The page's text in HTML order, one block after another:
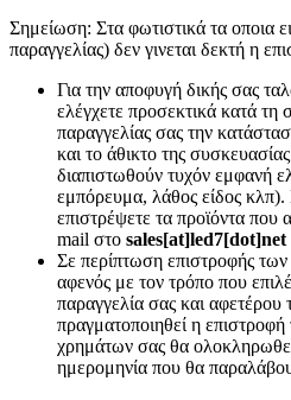
Σημείωση: Στα φωτιστικά τα οποια
παραγγελίας) δεν γινεται δεκτή η
Για την αποφυγή δικής σας
ελέγχετε προσεκτικά κατά τη
παραγγελίας σας την
και το άθικτο της
διαπιστωθούν τυχόν εμφανή
εμπόρευμα, λάθος είδος κλπ).
επιστρέψετε τα προϊόντα που
mail στο sales[at]led7[dot]net
Σε περίπτωση επιστροφής
αφενός με τον τρόπο που
παραγγελία σας και αφετέρου
πραγματοποιηθεί η
χρημάτων σας θα
ημερομηνία που θα